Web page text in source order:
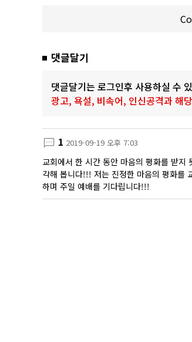
댓글달기
댓글달기는 로그인후 사용하실 수
광고, 욕설, 비속어, 인신공격과 해
1 2019-09-19 오후 7:03
교회에서 한 시간 동안 마음의 평화를 받
각해 봅니다!!! 저는 진정한 마음의 평화를
하며 주일 예배를 기다립니다!!!